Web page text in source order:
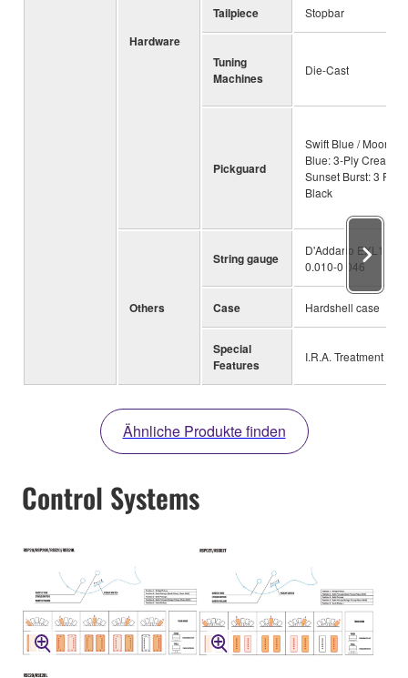
Hardware
Tailpiece Stopbar
Tuning
Machines
Die-Cast
Pickguard
Swift Blue /
Blue: 3-Ply Cream,
Sunset Burst: 3 Ply
Black
Others
String gauge
D'Addario EXL110 /
0.010-0.046
Case Hardshell case
Special
Features
I.R.A. Treatment
Ähnliche Produkte finden
Control Systems